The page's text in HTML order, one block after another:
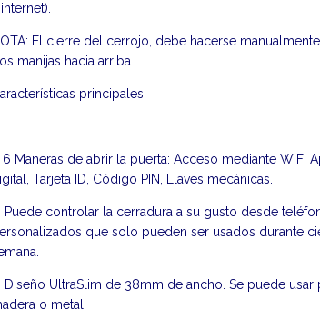
El cierre del cerrojo, debe hacerse
manijas hacia arriba.
principales
6 Maneras de abrir la puerta: Acceso mediante WiFi
Tarjeta ID, Código PIN, Llaves mecánicas.
Puede controlar la cerradura a su gusto desde
que solo pueden ser usados durante
Diseño UltraSlim de 38mm de ancho. Se puede usar
o metal.